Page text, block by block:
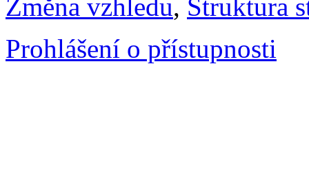
Změna vzhledu, Struktura
Prohlášení o přístupnosti